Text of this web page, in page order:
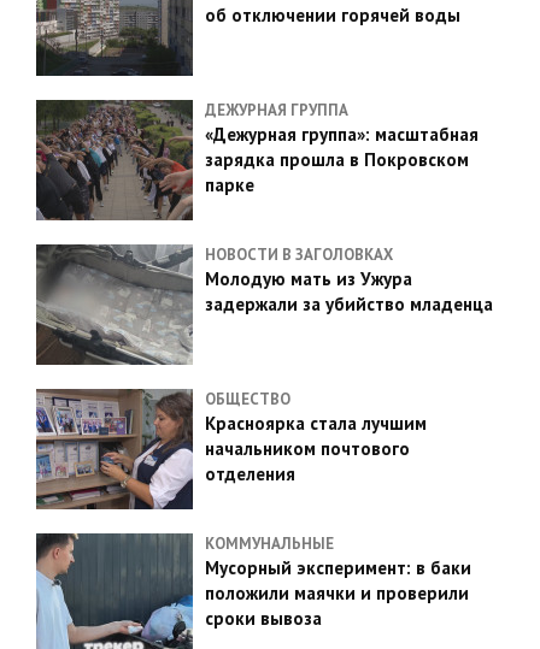
об отключении горячей воды
ДЕЖУРНАЯ ГРУППА
«Дежурная группа»: масштабная
зарядка прошла в Покровском
парке
НОВОСТИ В ЗАГОЛОВКАХ
Молодую мать из Ужура
задержали за убийство младенца
ОБЩЕСТВО
Красноярка стала лучшим
начальником почтового
отделения
КОММУНАЛЬНЫЕ
Мусорный эксперимент: в баки
положили маячки и проверили
сроки вывоза